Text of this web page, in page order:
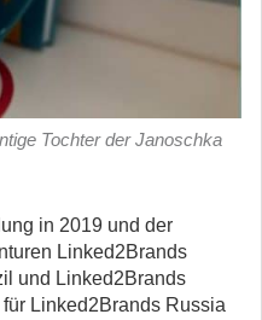
Tochter der Janoschka
in 2019 und der
Linked2Brands
und Linked2Brands
Linked2Brands Russia